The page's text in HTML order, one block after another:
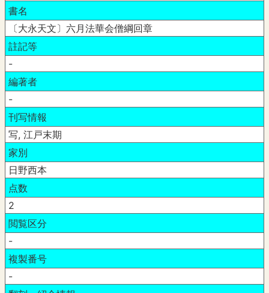
書名
〔大永天文〕六月法華会僧綱回章
註記等
-
編著者
-
刊写情報
写, 江戸末期
家別
日野西本
点数
2
閲覧区分
-
複製番号
-